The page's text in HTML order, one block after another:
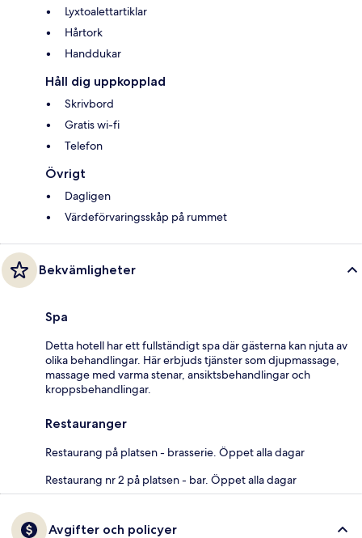
Lyxtoalettartiklar
Hårtork
Handdukar
Håll dig uppkopplad
Skrivbord
Gratis wi-fi
Telefon
Övrigt
Dagligen
Värdeförvaringsskåp på rummet
Bekvämligheter
Spa
Detta hotell har ett fullständigt spa där gästerna kan njuta av
olika behandlingar. Här erbjuds tjänster som djupmassage,
massage med varma stenar, ansiktsbehandlingar och
kroppsbehandlingar.
Restauranger
Restaurang på platsen - brasserie. Öppet alla dagar
Restaurang nr 2 på platsen - bar. Öppet alla dagar
Avgifter och policyer